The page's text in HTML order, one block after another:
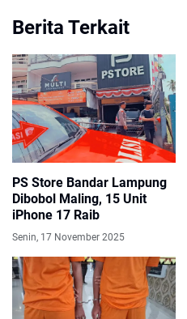
Berita Terkait
PS Store Bandar Lampung
Dibobol Maling, 15 Unit
iPhone 17 Raib
Senin, 17 November 2025